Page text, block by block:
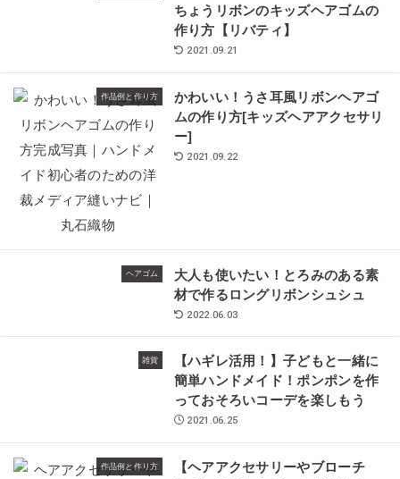
ちょうリボンのキッズヘアゴムの
作り方【リバティ】
2021.09.21
作品例と作り方
かわいい！うさ耳風リボンヘアゴ
ムの作り方[キッズヘアアクセサリ
ー]
2021.09.22
ヘアゴム
大人も使いたい！とろみのある素
材で作るロングリボンシュシュ
2022.06.03
雑貨
【ハギレ活用！】子どもと一緒に
簡単ハンドメイド！ポンポンを作
っておそろいコーデを楽しもう
2021.06.25
作品例と作り方
【ヘアアクセサリーやブローチ